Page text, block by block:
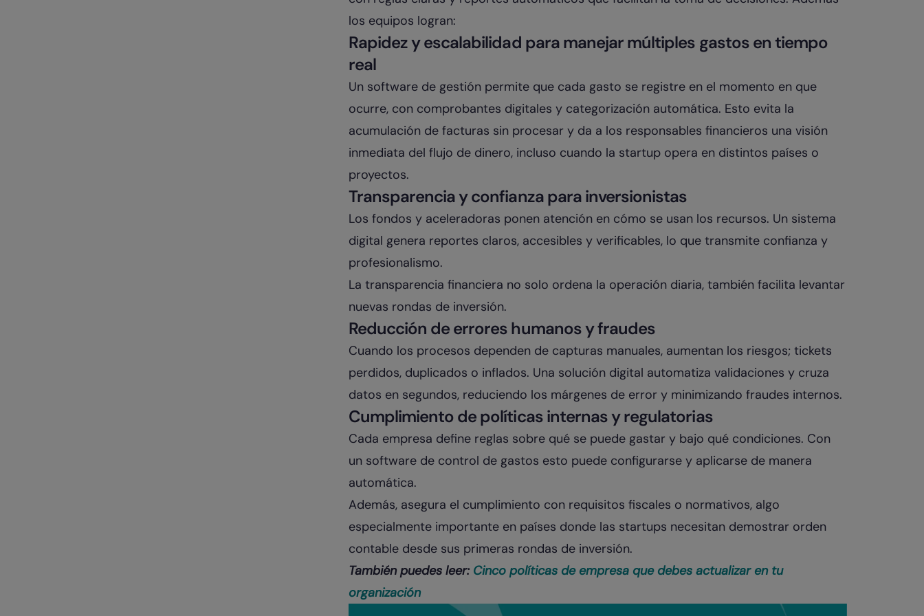
los equipos logran:
Rapidez y escalabilidad para manejar múltiples gastos en tiempo
real
Un software de gestión permite que cada gasto se registre en el momento en que
ocurre, con comprobantes digitales y categorización automática. Esto evita la
acumulación de facturas sin procesar y da a los responsables financieros una visión
inmediata del flujo de dinero, incluso cuando la startup opera en distintos países o
proyectos.
Transparencia y confianza para inversionistas
Los fondos y aceleradoras ponen atención en cómo se usan los recursos. Un sistema
digital genera reportes claros, accesibles y verificables, lo que transmite confianza y
profesionalismo.
La transparencia financiera no solo ordena la operación diaria, también facilita levantar
nuevas rondas de inversión.
Reducción de errores humanos y fraudes
Cuando los procesos dependen de capturas manuales, aumentan los riesgos; tickets
perdidos, duplicados o inflados. Una solución digital automatiza validaciones y cruza
datos en segundos, reduciendo los márgenes de error y minimizando fraudes internos.
Cumplimiento de políticas internas y regulatorias
Cada empresa define reglas sobre qué se puede gastar y bajo qué condiciones. Con
un software de control de gastos esto puede configurarse y aplicarse de manera
automática.
Además, asegura el cumplimiento con requisitos fiscales o normativos, algo
especialmente importante en países donde las startups necesitan demostrar orden
contable desde sus primeras rondas de inversión.
También puedes leer: Cinco políticas de empresa que debes actualizar en tu
organización